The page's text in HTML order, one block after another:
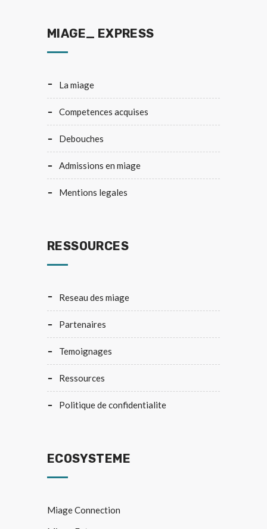
MIAGE_ EXPRESS
la miage
competences acquises
debouches
admissions en miage
mentions legales
RESSOURCES
reseau des miage
partenaires
temoignages
ressources
politique de confidentialite
ECOSYSTEME
Miage Connection